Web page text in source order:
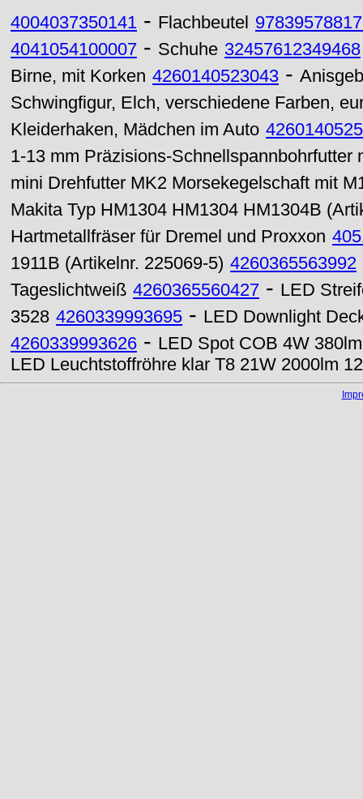
4004037350141 - Flachbeutel
4041054100007 - Schuhe 32457612349468
Birne, mit Korken 4260140523043 -
Schwingfigur, Elch, verschiedene Farben,
Kleiderhaken, Mädchen im Auto
1-13 mm Präzisions-Schnellspannbohrfutter
mini Drehfutter MK2 Morsekegelschaft mit
Makita Typ HM1304 HM1304 HM1304B
Hartmetallfräser für Dremel und Proxxon
1911B (Artikelnr. 225069-5) 4260365563992
Tageslichtweiß 4260365560427 - LED
3528 4260339993695 - LED Downlight
4260339993626 - LED Spot COB 4W
LED Leuchtstoffröhre klar T8 21W 2000lm